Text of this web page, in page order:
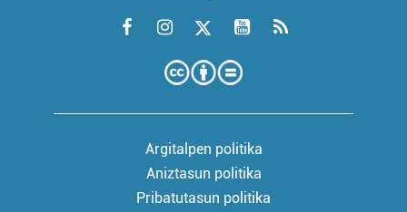
Argitalpen politika
Aniztasun politika
Pribatutasun politika